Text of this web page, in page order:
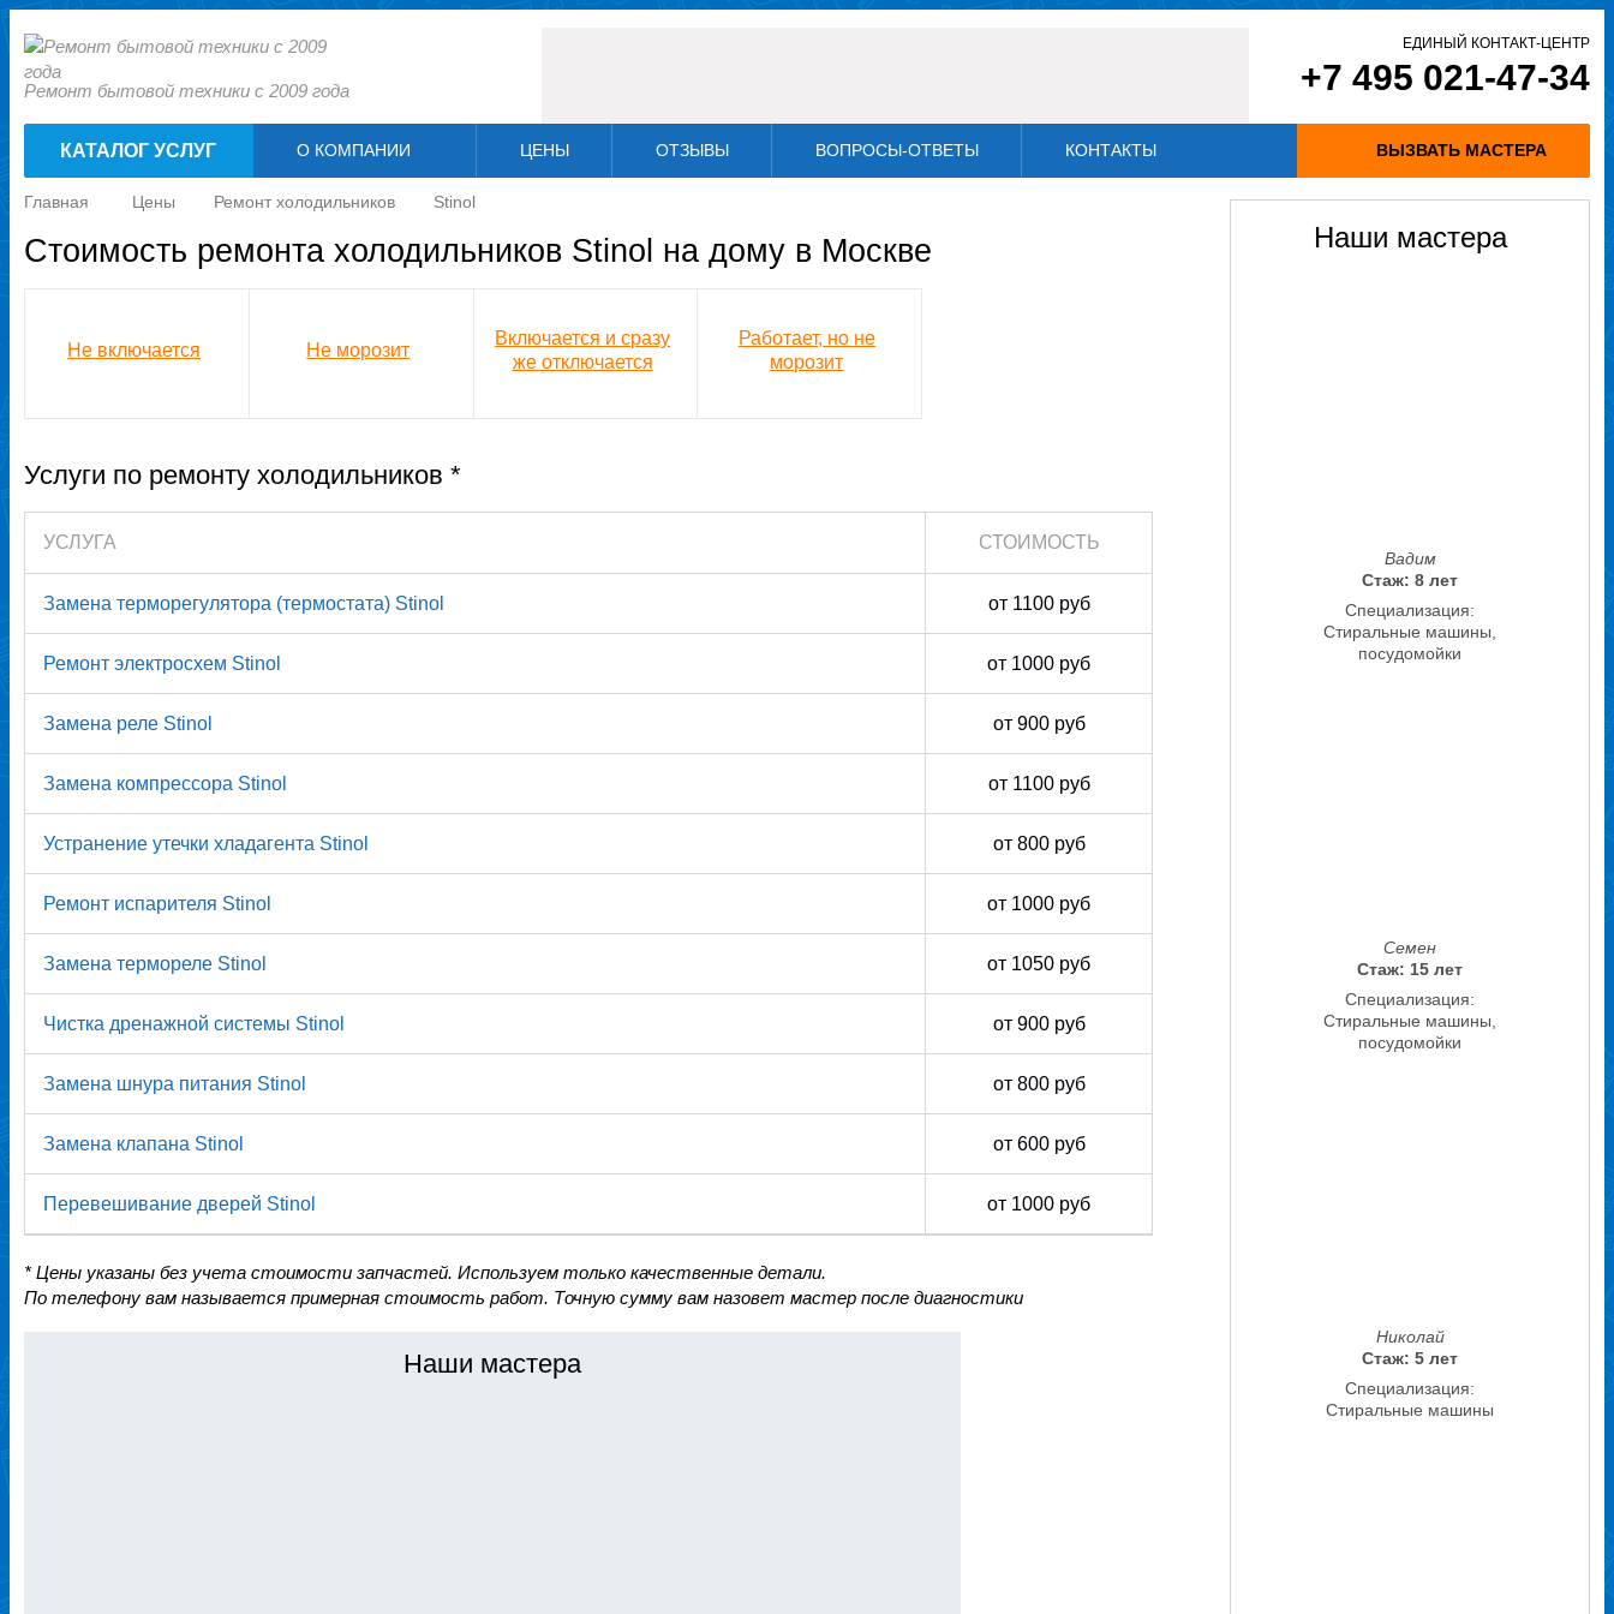
Ремонт бытовой техники с 2009 года
ЕДИНЫЙ КОНТАКТ-ЦЕНТР
+7 495 021-47-34
КАТАЛОГ УСЛУГ О КОМПАНИИ ЦЕНЫ ОТЗЫВЫ ВОПРОСЫ-ОТВЕТЫ КОНТАКТЫ ВЫЗВАТЬ МАСТЕРА
Главная Цены Ремонт холодильников Stinol
Стоимость ремонта холодильников Stinol на дому в Москве
Не включается Не морозит
Включается и сразу
же отключается
Работает, но не
морозит
Услуги по ремонту холодильников *
УСЛУГА СТОИМОСТЬ
Замена терморегулятора (термостата) Stinol от 1100 руб
Ремонт электросхем Stinol от 1000 руб
Замена реле Stinol от 900 руб
Замена компрессора Stinol от 1100 руб
Устранение утечки хладагента Stinol от 800 руб
Ремонт испарителя Stinol от 1000 руб
Замена термореле Stinol от 1050 руб
Чистка дренажной системы Stinol от 900 руб
Замена шнура питания Stinol от 800 руб
Замена клапана Stinol от 600 руб
Перевешивание дверей Stinol от 1000 руб
* Цены указаны без учета стоимости запчастей. Используем только качественные детали.
По телефону вам называется примерная стоимость работ. Точную сумму вам назовет мастер после диагностики
Наши мастера
Наши мастера
Вадим
Стаж: 8 лет
Специализация:
Стиральные машины,
посудомойки
Семен
Стаж: 15 лет
Специализация:
Стиральные машины,
посудомойки
Николай
Стаж: 5 лет
Специализация:
Стиральные машины